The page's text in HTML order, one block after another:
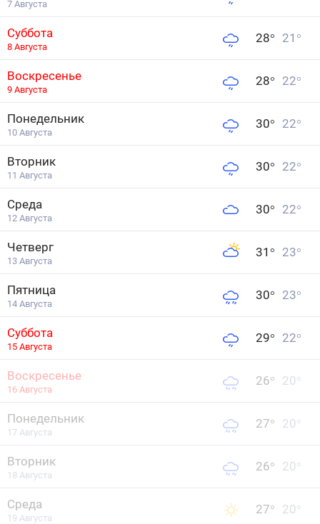
7 Августа
Суббота
8 Августа
28° 21 °
Воскресенье
9 Августа
28° 22°
Понедельник
10 Августа
30° 22°
Вторник
11 Августа
30° 22°
Среда
12 Августа
30° 22°
Четверг
13 Августа
31 ° 23°
Пятница
14 Августа
30° 23°
Суббота
15 Августа
29° 22°
Воскресенье
16 Августа
26° 20°
Понедельник
17 Августа
27° 20°
Вторник
18 Августа
26° 20°
Среда
19 Августа
27° 20°